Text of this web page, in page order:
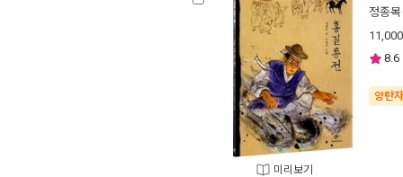
미리보기
정종목
11,000
8.6
양탄